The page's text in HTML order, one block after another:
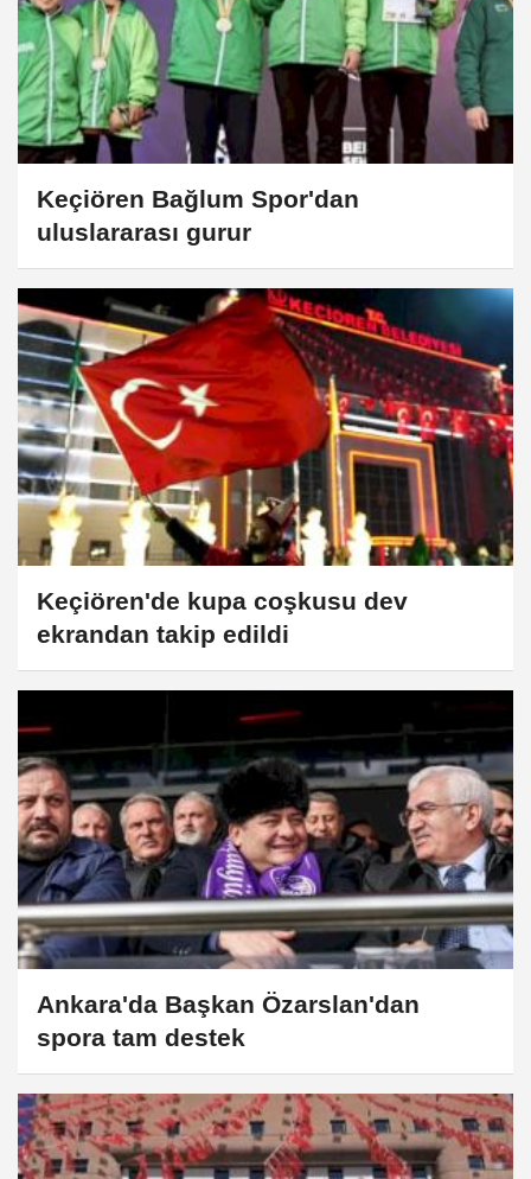
Keçiören Bağlum Spor'dan
uluslararası gurur
Keçiören'de kupa coşkusu dev
ekrandan takip edildi
Ankara'da Başkan Özarslan'dan
spora tam destek